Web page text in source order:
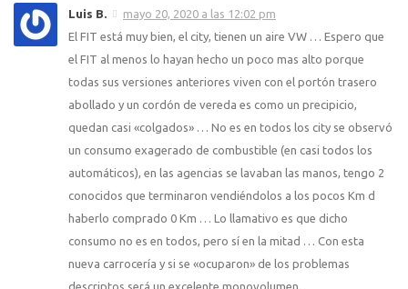
Luis B.
mayo 20, 2020 a las 12:02 pm
El FIT está muy bien, el city, tienen un aire VW … Espero que
el FIT al menos lo hayan hecho un poco mas alto porque
todas sus versiones anteriores viven con el portón trasero
abollado y un cordón de vereda es como un precipicio,
quedan casi «colgados» … No es en todos los city se observó
un consumo exagerado de combustible (en casi todos los
automáticos), en las agencias se lavaban las manos, tengo 2
conocidos que terminaron vendiéndolos a los pocos Km d
haberlo comprado 0 Km … Lo llamativo es que dicho
consumo no es en todos, pero sí en la mitad … Con esta
nueva carrocería y si se «ocuparon» de los problemas
descriptos será un excelente monovolumen.